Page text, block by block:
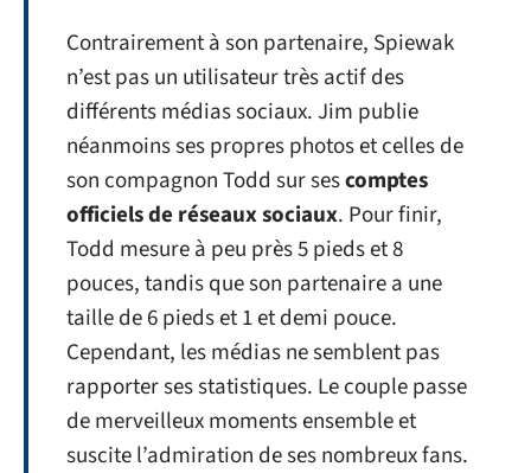
Contrairement à son partenaire, Spiewak
n’est pas un utilisateur très actif des
différents médias sociaux. Jim publie
néanmoins ses propres photos et celles de
son compagnon Todd sur sescomptes
officiels de réseaux sociaux. Pour finir,
Todd mesure à peu près 5 pieds et 8
pouces, tandis que son partenaire a une
taille de 6 pieds et 1 et demi pouce.
Cependant, les médias ne semblent pas
rapporter ses statistiques. Le couple passe
de merveilleux moments ensemble et
suscite l’admiration de ses nombreux fans.